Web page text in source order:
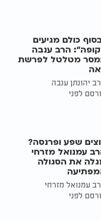
כולם מגיעים
הרב ענבה
מטלטל לפרשת
יהונתן ענבה
לפני
שפע ופרנסה?
עמנואל מזרחי
את הסגולה
עמנואל מזרחי
לפני